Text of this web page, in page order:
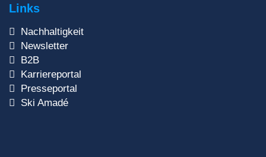
Links
Nachhaltigkeit
Newsletter
B2B
Karriereportal
Presseportal
Ski Amadé